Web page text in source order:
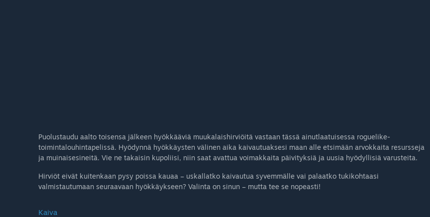
Puolustaudu aalto toisensa jälkeen hyökkääviä muukalaishirviöitä vastaan tässä ainutlaatuisessa roguelike-
toimintalouhintapelissä. Hyödynnä hyökkäysten välinen aika kaivautuaksesi maan alle etsimään arvokkaita resursseja
ja muinaisesineitä. Vie ne takaisin kupoliisi, niin saat avattua voimakkaita päivityksiä ja uusia hyödyllisiä varusteita.
Hirviöt eivät kuitenkaan pysy poissa kauaa – uskallatko kaivautua syvemmälle vai palaatko tukikohtaasi
valmistautumaan seuraavaan hyökkäykseen? Valinta on sinun – mutta tee se nopeasti!
Kaiva